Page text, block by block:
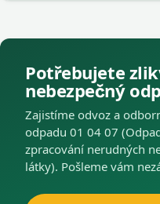
Potřebujete
nebezpečný
Zajistíme odvoz a
odpadu 01 04 07
zpracování nerudných
látky). Pošleme vám